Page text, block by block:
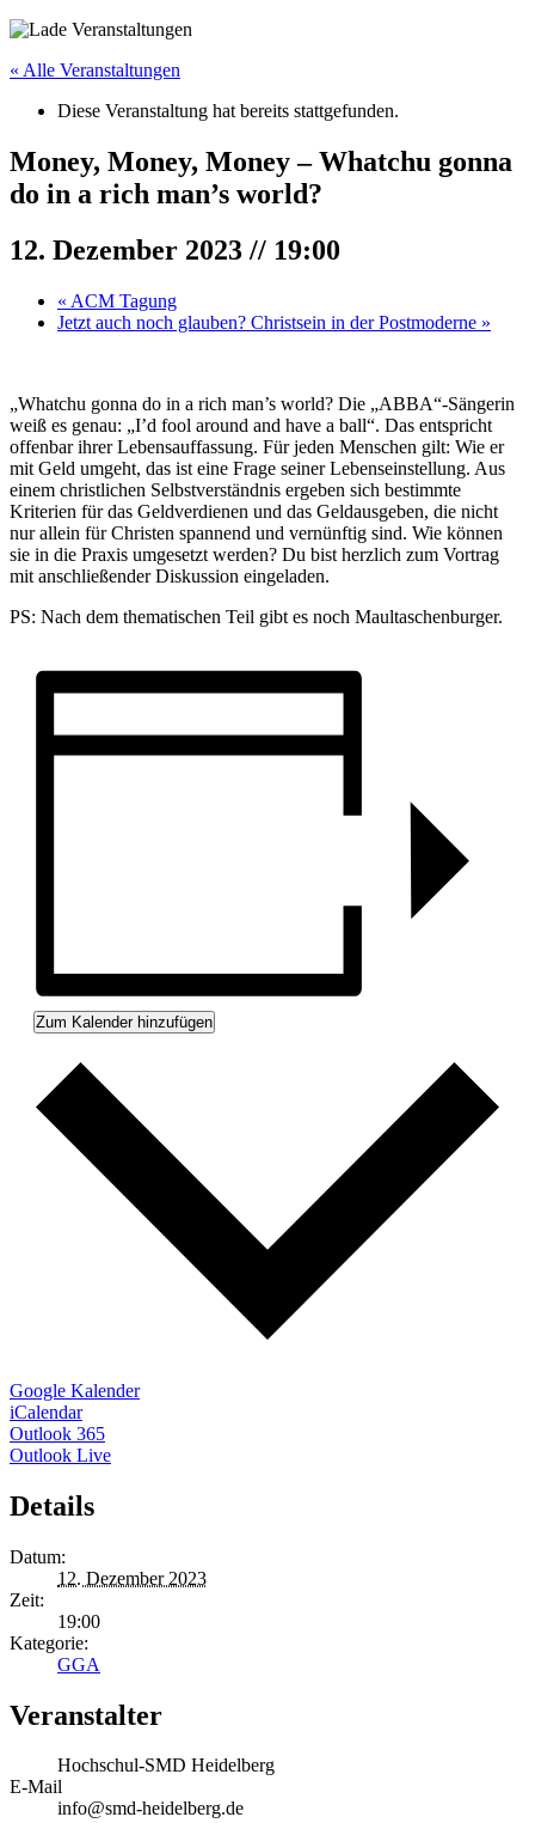
« Alle Veranstaltungen
Diese Veranstaltung hat bereits stattgefunden.
Money, Money, Money – Whatchu gonna
do in a rich man’s world?
12. Dezember 2023 // 19:00
« ACM Tagung
Jetzt auch noch glauben? Christsein in der Postmoderne »
„Whatchu gonna do in a rich man’s world? Die „ABBA“-Sängerin
weiß es genau: „I’d fool around and have a ball“. Das entspricht
offenbar ihrer Lebensauffassung. Für jeden Menschen gilt: Wie er
mit Geld umgeht, das ist eine Frage seiner Lebenseinstellung. Aus
einem christlichen Selbstverständnis ergeben sich bestimmte
Kriterien für das Geldverdienen und das Geldausgeben, die nicht
nur allein für Christen spannend und vernünftig sind. Wie können
sie in die Praxis umgesetzt werden? Du bist herzlich zum Vortrag
mit anschließender Diskussion eingeladen.
PS: Nach dem thematischen Teil gibt es noch Maultaschenburger.
Zum Kalender hinzufügen
Google Kalender
iCalendar
Outlook 365
Outlook Live
Details
Datum:
12. Dezember 2023
Zeit:
19:00
Kategorie:
GGA
Veranstalter
Hochschul-SMD Heidelberg
E-Mail
info@smd-heidelberg.de